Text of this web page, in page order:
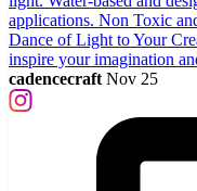
cadencecraft Nov 25